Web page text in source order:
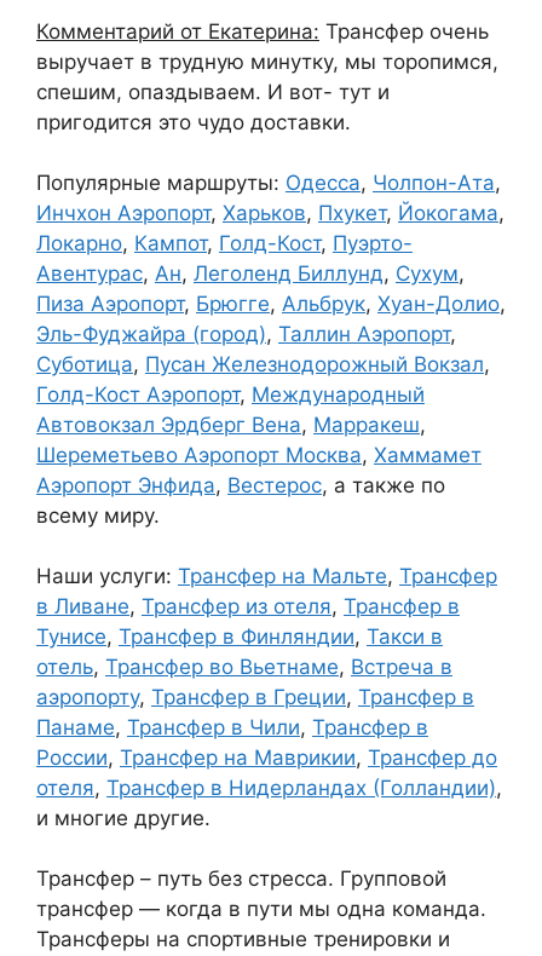
Комментарий от Екатерина: Трансфер очень
выручает в трудную минутку, мы торопимся,
спешим, опаздываем. И вот- тут и
пригодится это чудо доставки.
Популярные маршруты: Одесса, Чолпон-Ата,
Инчхон Аэропорт, Харьков, Пхукет, Йокогама,
Локарно, Кампот, Голд-Кост, Пуэрто-
Авентурас, Ан, Леголенд Биллунд, Сухум,
Пиза Аэропорт, Брюгге, Альбрук, Хуан-Долио,
Эль-Фуджайра (город), Таллин Аэропорт,
Суботица, Пусан Железнодорожный Вокзал,
Голд-Кост Аэропорт, Международный
Автовокзал Эрдберг Вена, Марракеш,
Шереметьево Аэропорт Москва, Хаммамет
Аэропорт Энфида, Вестерос, а также по
всему миру.
Наши услуги: Трансфер на Мальте, Трансфер
в Ливане, Трансфер из отеля, Трансфер в
Тунисе, Трансфер в Финляндии, Такси в
отель, Трансфер во Вьетнаме, Встреча в
аэропорту, Трансфер в Греции, Трансфер в
Панаме, Трансфер в Чили, Трансфер в
России, Трансфер на Маврикии, Трансфер до
отеля, Трансфер в Нидерландах (Голландии),
и многие другие.
Трансфер – путь без стресса. Групповой
трансфер — когда в пути мы одна команда.
Трансферы на спортивные тренировки и